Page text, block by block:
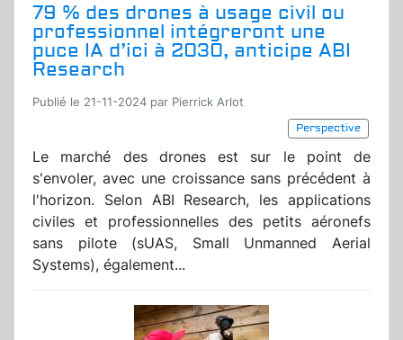
79 % des drones à usage civil ou
professionnel intégreront une
puce IA d’ici à 2030, anticipe ABI
Research
Publié le 21-11-2024 par Pierrick Arlot
Perspective
Le marché des drones est sur le point de
s'envoler, avec une croissance sans précédent à
l'horizon. Selon ABI Research, les applications
civiles et professionnelles des petits aéronefs
sans pilote (sUAS, Small Unmanned Aerial
Systems), également...